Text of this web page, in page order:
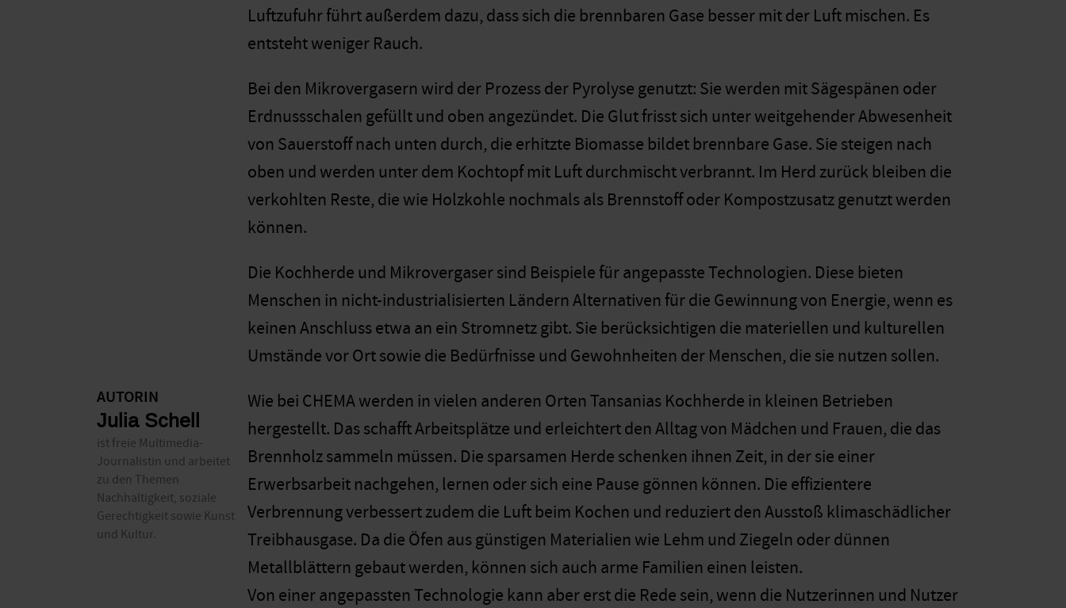
Luftzufuhr führt außerdem dazu, dass sich die brennbaren Gase besser mit der Luft mischen. Es
entsteht weniger Rauch.
Bei den Mikrovergasern wird der Prozess der Pyrolyse genutzt: Sie werden mit Sägespänen oder
Erdnussschalen gefüllt und oben angezündet. Die Glut frisst sich unter weitgehender Abwesenheit
von Sauerstoff nach unten durch, die erhitzte Biomasse bildet brennbare Gase. Sie steigen nach
oben und werden unter dem Kochtopf mit Luft durchmischt verbrannt. Im Herd zurück bleiben die
verkohlten Reste, die wie Holzkohle nochmals als Brennstoff oder Kompostzusatz genutzt werden
können.
Die Kochherde und Mikrovergaser sind Beispiele für angepasste Technologien. Diese bieten
Menschen in nicht-industrialisierten Ländern Alternativen für die Gewinnung von Energie, wenn es
keinen Anschluss etwa an ein Stromnetz gibt. Sie berücksichtigen die materiellen und kulturellen
Umstände vor Ort sowie die Bedürfnisse und Gewohnheiten der Menschen, die sie nutzen sollen.
AUTORIN
Julia Schell
ist freie Multimedia-
Journalistin und arbeitet
zu den Themen
Nachhaltigkeit, soziale
Gerechtigkeit sowie Kunst
und Kultur.
Wie bei CHEMA werden in vielen anderen Orten Tansanias Kochherde in kleinen Betrieben
hergestellt. Das schafft Arbeitsplätze und erleichtert den Alltag von Mädchen und Frauen, die das
Brennholz sammeln müssen. Die sparsamen Herde schenken ihnen Zeit, in der sie einer
Erwerbsarbeit nachgehen, lernen oder sich eine Pause gönnen können. Die effizientere
Verbrennung verbessert zudem die Luft beim Kochen und reduziert den Ausstoß klimaschädlicher
Treibhausgase. Da die Öfen aus günstigen Materialien wie Lehm und Ziegeln oder dünnen
Metallblättern gebaut werden, können sich auch arme Familien einen leisten.
Von einer angepassten Technologie kann aber erst die Rede sein, wenn die Nutzerinnen und Nutzer